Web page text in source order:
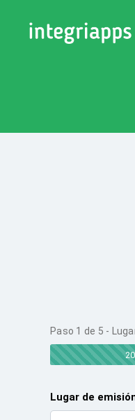
Paso 1 de 5 -
Lugar de